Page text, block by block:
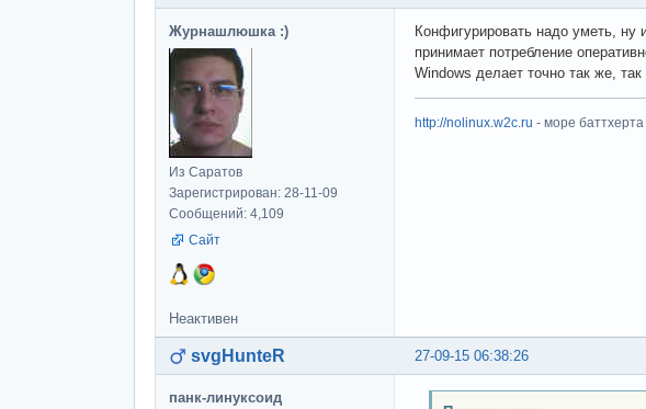
Журнашлюшка :)
Из Саратов
Зарегистрирован: 28-11-09
Сообщений: 4,109
Сайт
Конфигурировать надо уметь, ну
принимает потребление
Windows делает точно так же, так
http://nolinux.w2c.ru - море
Неактивен
27-09-15 06:38:26
svgHunteR
панк-линуксоид